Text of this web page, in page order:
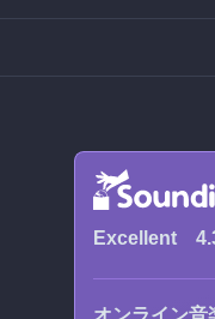
Excellent
オンライン音